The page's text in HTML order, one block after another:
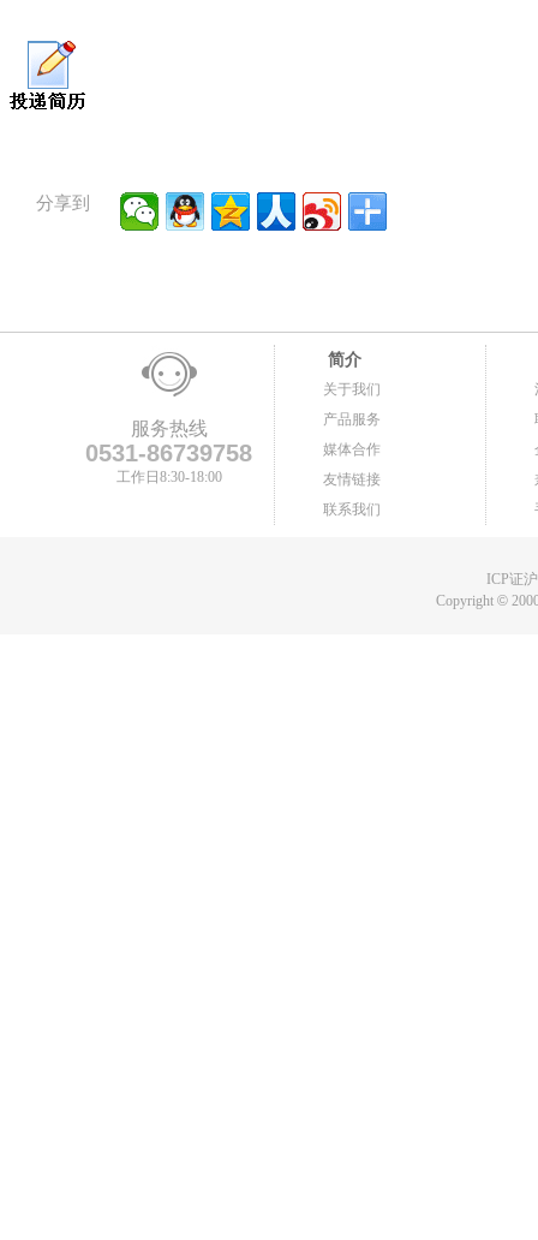
分享到
服务热线
0531-86739758
工作日8:30-18:00
简介
关于我们
产品服务
媒体合作
友情链接
联系我们
ICP证
Copyright©